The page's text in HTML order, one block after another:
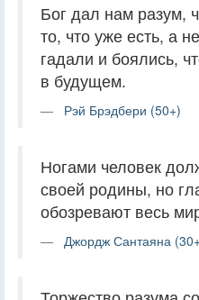
Бог дал нам разум,
то, что уже есть, а
гадали и боялись,
в будущем.
Рэй Брэдбери (50+)
Ногами человек
своей родины, но
обозревают весь
Джордж Сантаяна